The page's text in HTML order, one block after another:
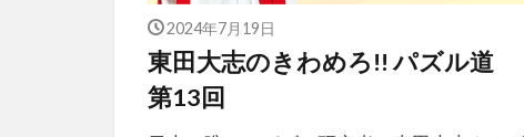
2024年7月19日
東田大志のきわめろ!! パズル道
第13回